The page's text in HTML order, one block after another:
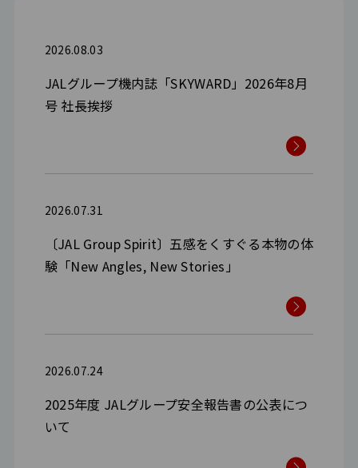
2026.08.03
JALグループ機内誌「SKYWARD」2026年8月
号 社長挨拶
2026.07.31
〔JAL Group Spirit〕五感をくすぐる本物の体
験「New Angles, New Stories」
2026.07.24
2025年度 JALグループ安全報告書の公表につ
いて